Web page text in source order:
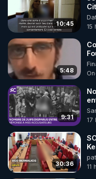
🌱 INSTAGRAM
https://
http://rgnr.li/instagram
🌱 LA NEWSLETTER
Pour ne pas rater
http://rgnr.li/news
🌱 VIDÉOS NON
Toutes les vidéos
http://rgnr.li/odysee
10:45
15
5:48
de
9:31
à
17
30:36
11